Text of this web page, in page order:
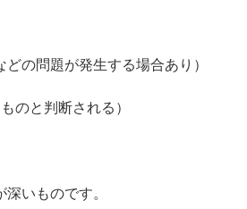
の問題が発生する場合あり）
のと判断される）
いものです。